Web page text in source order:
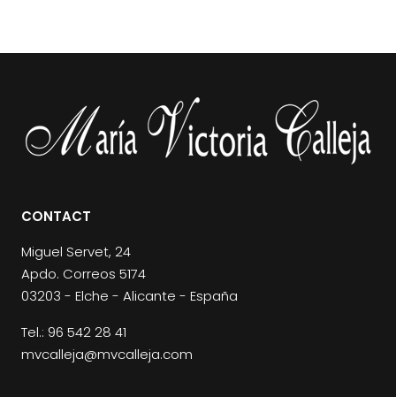
CONTACT
Miguel Servet, 24
Apdo. Correos 5174
03203 - Elche - Alicante - España
Tel.: 96 542 28 41
mvcalleja@mvcalleja.com